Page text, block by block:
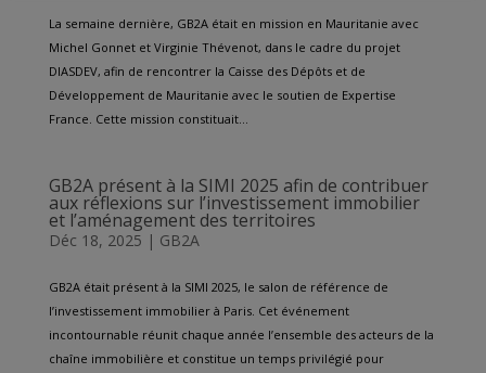
La semaine dernière, GB2A était en mission en Mauritanie avec
Michel Gonnet et Virginie Thévenot, dans le cadre du projet
DIASDEV, afin de rencontrer la Caisse des Dépôts et de
Développement de Mauritanie avec le soutien de Expertise
France. Cette mission constituait...
GB2A présent à la SIMI 2025 afin de contribuer
aux réflexions sur l’investissement immobilier
et l’aménagement des territoires
Déc 18, 2025 | GB2A
GB2A était présent à la SIMI 2025, le salon de référence de
l’investissement immobilier à Paris. Cet événement
incontournable réunit chaque année l’ensemble des acteurs de la
chaîne immobilière et constitue un temps privilégié pour